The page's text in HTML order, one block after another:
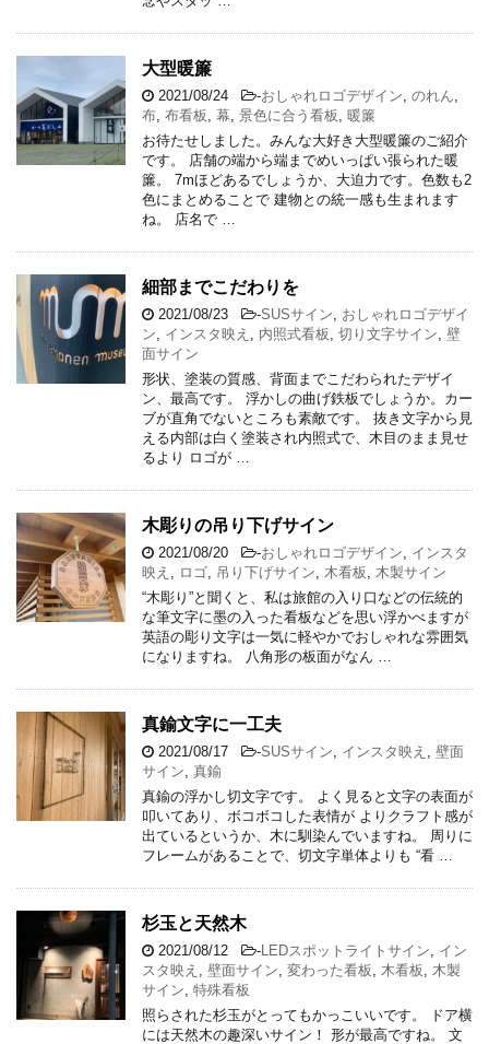
大型暖簾
2021/08/24 -おしゃれロゴデザイン のれん
布 布看板 幕 景色に合う看板 暖簾
お待たせしました。みんな大好き大型暖簾のご紹介
です。 店舗の端から端までめいっぱい張られた暖
簾。 7mほどあるでしょうか、大迫力です。色数も2
色にまとめることで 建物との統一感も生まれます
ね。 店名で …
細部までこだわりを
2021/08/23 -SUSサイン
おしゃれロゴデザイ
ン
インスタ映え 内照式看板 切り文字サイン 壁
面サイン
形状、塗装の質感、背面までこだわられたデザイ
ン、最高です。 浮かしの曲げ鉄板でしょうか。カー
ブが直角でないところも素敵です。 抜き文字から見
える内部は白く塗装され内照式で、木目のまま見せ
るより ロゴが …
木彫りの吊り下げサイン
2021/08/20 -おしゃれロゴデザイン
インスタ
映え
ロゴ 吊り下げサイン 木看板
木製サイン
“木彫り”と聞くと、私は旅館の入り口などの伝統的
な筆文字に墨の入った看板などを思い浮かべますが
英語の彫り文字は一気に軽やかでおしゃれな雰囲気
になりますね。 八角形の板面がなん …
真鍮文字に一工夫
2021/08/17 -SUSサイン インスタ映え
壁面
サイン 真鍮
真鍮の浮かし切文字です。 よく見ると文字の表面が
叩いてあり、ボコボコした表情が よりクラフト感が
出ているというか、木に馴染んでいますね。 周りに
フレームがあることで、切文字単体よりも “看 …
杉玉と天然木
2021/08/12 - LEDスポットライトサイン
イン
スタ映え
壁面サイン 変わった看板 木看板
木製
サイン 特殊看板
照らされた杉玉がとってもかっこいいです。 ドア横
には天然木の趣深いサイン！ 形が最高ですね。 文